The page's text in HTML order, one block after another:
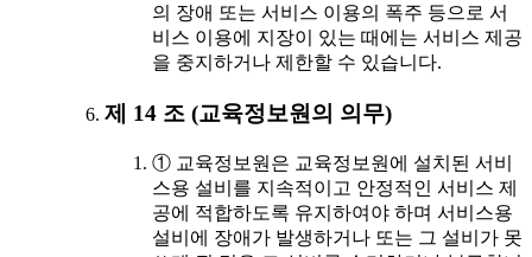
의 장애 또는 서비스 이용의 폭주 등으로 서
비스 이용에 지장이 있는 때에는 서비스 제공
을 중지하거나 제한할 수 있습니다.
제 14 조 (교육정보원의 의무)
① 교육정보원은 교육정보원에 설치된 서비
스용 설비를 지속적이고 안정적인 서비스 제
공에 적합하도록 유지하여야 하며 서비스용
설비에 장애가 발생하거나 또는 그 설비가 못